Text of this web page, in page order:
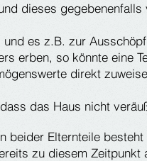
dieses gegebenenfalls
es z.B. zur
erben, so könnte eine
direkt
das Haus nicht
beider Elternteile besteht
zu diesem Zeitpunkt